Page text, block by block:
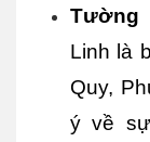
Tường
Linh là
Quy,
ý về